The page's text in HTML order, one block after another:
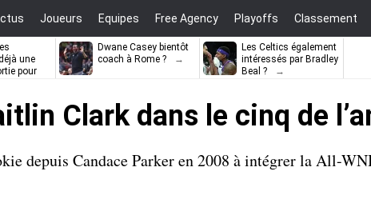
Joueurs Equipes Free Agency Playoffs Classement
une
pour
Dwane Casey bientôt
coach à Rome ?
Les Celtics également
intéressés par Bradley
Beal ?
Clark dans le cinq de
depuis Candace Parker en 2008 à intégrer la All-